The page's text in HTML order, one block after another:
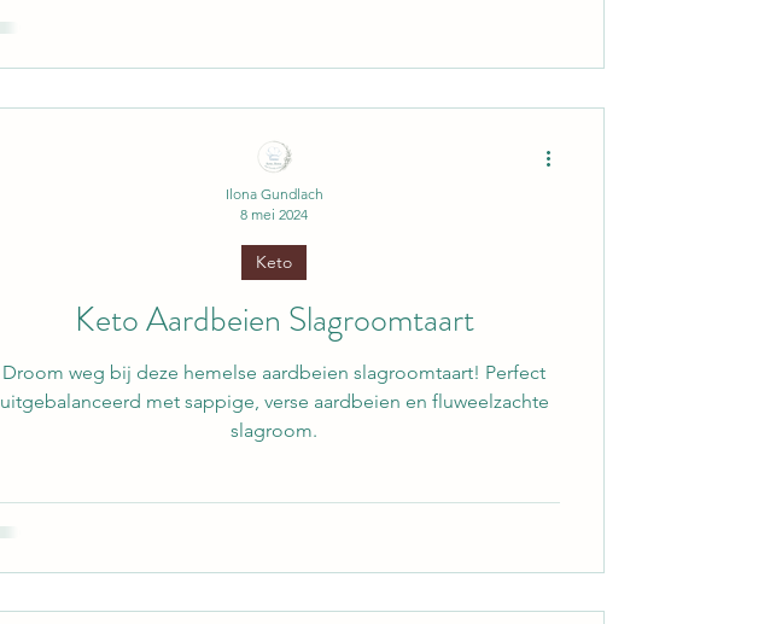
Keto Aardbeien Slagroomtaart
Droom weg bij deze hemelse aardbeien slagroomtaart! Perfect
uitgebalanceerd met sappige, verse aardbeien en fluweelzachte
slagroom.
Keto
Ilona Gundlach
8 mei 2024